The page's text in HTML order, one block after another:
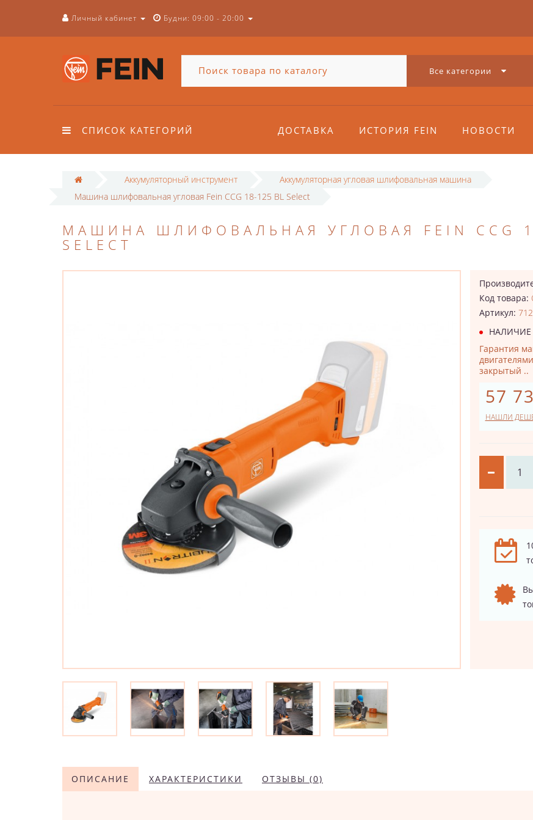
Личный кабинет Будни: 09:00 - 20:00
Все категории
СПИСОК КАТЕГОРИЙ ДОСТАВКА ИСТОРИЯ FEIN НОВОСТИ
Аккумуляторный инструмент
Аккумуляторная угловая шлифовальная машина
Машина шлифовальная угловая Fein CCG 18-125 BL Select
МАШИНА ШЛИФОВАЛЬНАЯ УГЛОВАЯ FEIN CCG
SELECT
Код товара:
Артикул:
НАЛИЧИЕ
Гарантия
закрытый ..
57
НАШЛИ
ОПИСАНИЕ ХАРАКТЕРИСТИКИ ОТЗЫВЫ (0)